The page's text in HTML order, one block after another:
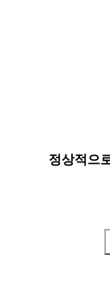
정상적으